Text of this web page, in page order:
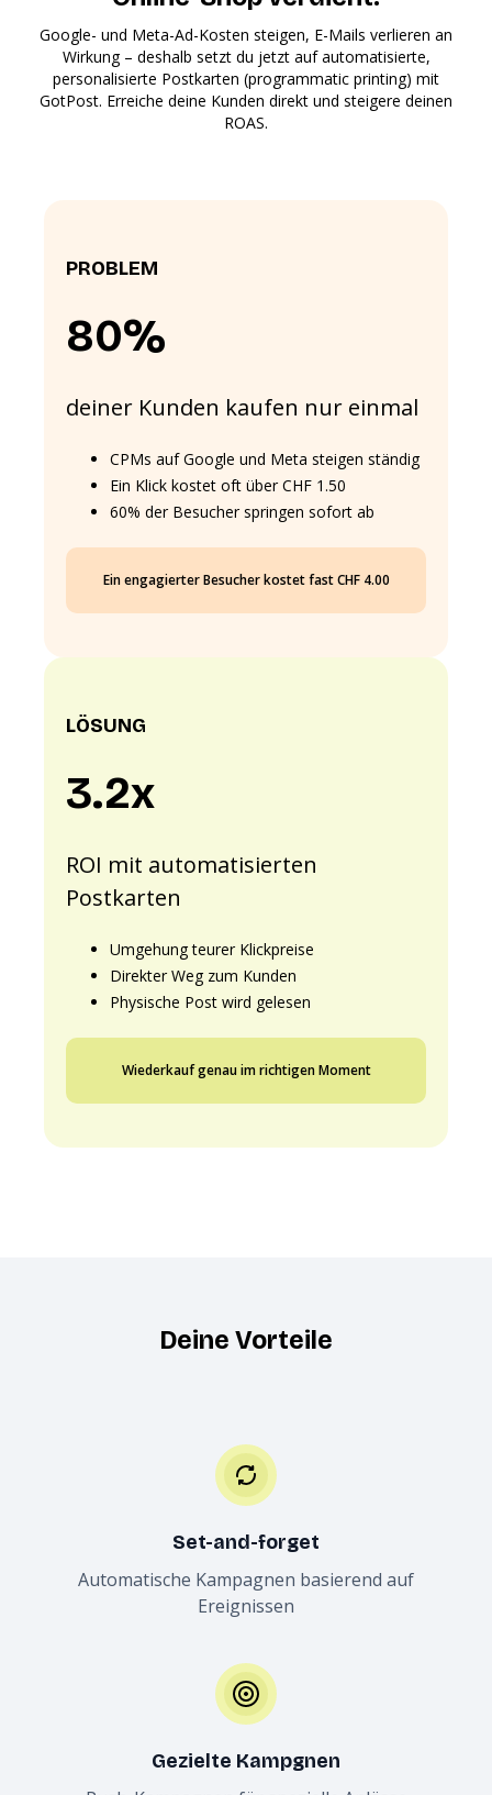
Google- und Meta-Ad-Kosten steigen, E-Mails verlieren an
Wirkung – deshalb setzt du jetzt auf automatisierte,
personalisierte Postkarten (programmatic printing) mit
GotPost. Erreiche deine Kunden direkt und steigere deinen
ROAS.
PROBLEM
80%
deiner Kunden kaufen nur einmal
CPMs auf Google und Meta steigen ständig
Ein Klick kostet oft über CHF 1.50
60% der Besucher springen sofort ab
Ein engagierter Besucher kostet fast CHF 4.00
LÖSUNG
3.2x
ROI mit automatisierten
Postkarten
Umgehung teurer Klickpreise
Direkter Weg zum Kunden
Physische Post wird gelesen
Wiederkauf genau im richtigen Moment
Deine Vorteile
Set-and-forget
Automatische Kampagnen basierend auf
Ereignissen
Gezielte Kampgnen